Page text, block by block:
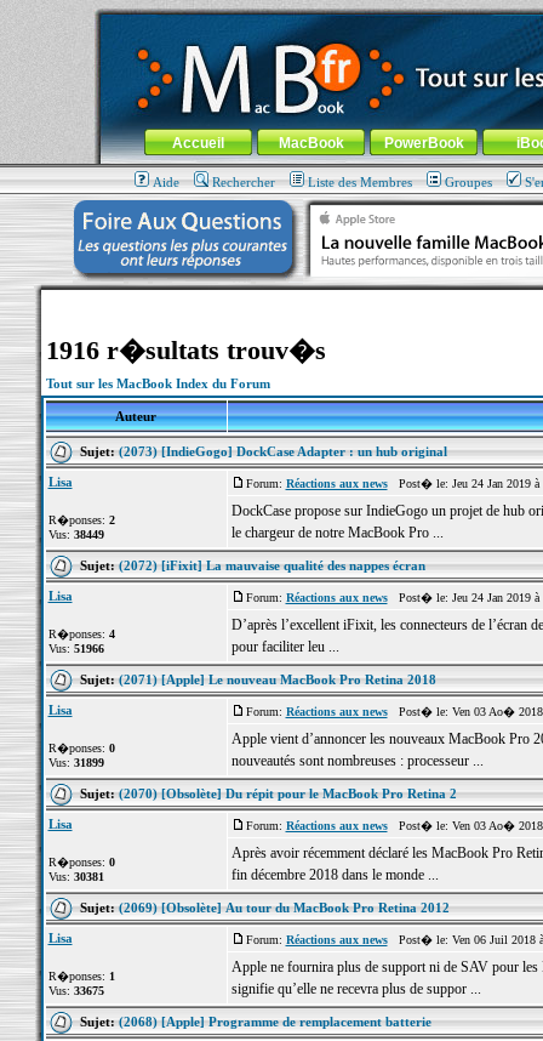
MacBook-fr.com : 100% Apple... 100% nomade !
Aller au contenu-Aller au menu général-Aller au menu de
Menu général
Accueil MacBook PowerBook
Aide Rechercher Liste des Membres Groupes
1916 r�sultats trouv�s
Tout sur les MacBook Index du Forum
Auteur
Sujet:(2073) [IndieGogo] DockCase Adapter : un hub original
Lisa
R�ponses: 2
Vus: 38449
Forum: Réactions aux newsPost� le: Jeu 24 Jan 2019
DockCase propose sur IndieGogo un projet de hub
le chargeur de notre MacBook Pro ...
Sujet:(2072) [iFixit] La mauvaise qualité des nappes écran
Lisa
R�ponses: 4
Vus: 51966
Forum: Réactions aux newsPost� le: Jeu 24 Jan 2019
D’après l’excellent iFixit, les connecteurs de l’écran
pour faciliter leu ...
Sujet:(2071) [Apple] Le nouveau MacBook Pro Retina 2018
Lisa
R�ponses: 0
Vus: 31899
Forum: Réactions aux newsPost� le: Ven 03 Ao�
Apple vient d’annoncer les nouveaux MacBook Pro
nouveautés sont nombreuses : processeur ...
Sujet:(2070) [Obsolète] Du répit pour le MacBook Pro Retina 2
Lisa
R�ponses: 0
Vus: 30381
Forum: Réactions aux newsPost� le: Ven 03 Ao�
Après avoir récemment déclaré les MacBook Pro
fin décembre 2018 dans le monde ...
Sujet:(2069) [Obsolète] Au tour du MacBook Pro Retina 2012
Lisa
R�ponses: 1
Vus: 33675
Forum: Réactions aux newsPost� le: Ven 06 Juil 2018
Apple ne fournira plus de support ni de SAV pour les
signifie qu’elle ne recevra plus de suppor ...
Sujet:(2068) [Apple] Programme de remplacement batterie